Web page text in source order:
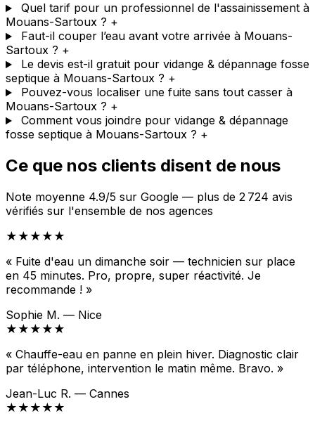
Quel tarif pour un professionnel de l'assainissement à
Mouans-Sartoux ? +
Faut-il couper l’eau avant votre arrivée à Mouans-
Sartoux ? +
Le devis est-il gratuit pour vidange & dépannage fosse
septique à Mouans-Sartoux ? +
Pouvez-vous localiser une fuite sans tout casser à
Mouans-Sartoux ? +
Comment vous joindre pour vidange & dépannage
fosse septique à Mouans-Sartoux ? +
Ce que nos clients disent de nous
Note moyenne 4.9/5 sur Google — plus de 2 724 avis
vérifiés sur l'ensemble de nos agences
★★★★★
« Fuite d'eau un dimanche soir — technicien sur place
en 45 minutes. Pro, propre, super réactivité. Je
recommande ! »
Sophie M. — Nice
★★★★★
« Chauffe-eau en panne en plein hiver. Diagnostic clair
par téléphone, intervention le matin même. Bravo. »
Jean-Luc R. — Cannes
★★★★★